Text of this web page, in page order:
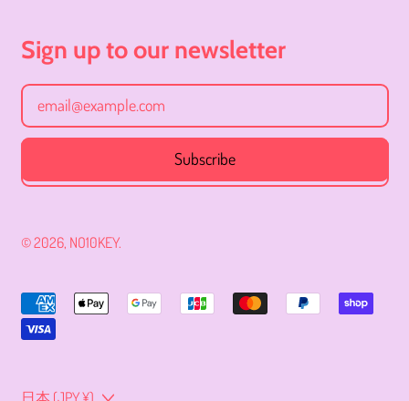
Sign up to our newsletter
Email Address
Subscribe
© 2026, NO10KEY.
Accepted
Payments
Country/region
日本 (JPY ¥)
オーストリア (JPY ¥)
カザフスタン (JPY ¥)
カナダ (JPY ¥)
カンボジア (JPY ¥)
ガイアナ (JPY ¥)